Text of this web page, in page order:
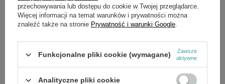
SZCZEGÓŁOWE DANE
Symbol 16600843-01
przechowywania lub dostępu do cookie w Twojej przeglądarce.
Więcej informacji na temat warunków i prywatności można
znaleźć także na stronie Prywatność i warunki Google
Funkcjonalne pliki cookie (wymagane)
Zawsze
aktywne
Analityczne pliki cookie